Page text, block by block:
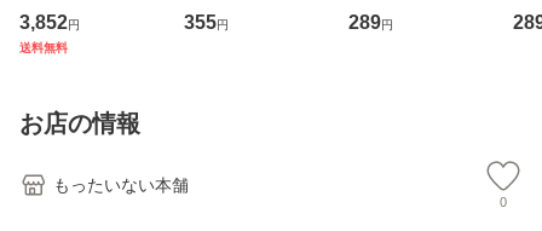
専門職の看護マネ
ジメントスキル 改
恵 藤本幸三 / 南江
堂 [単行
3,852円
送料無料
キューンレコード
[CD]【メール便送
355円
のがかり / [CD]
【メール便送料無
289円
産
お店の情報
もったいない本舗
0